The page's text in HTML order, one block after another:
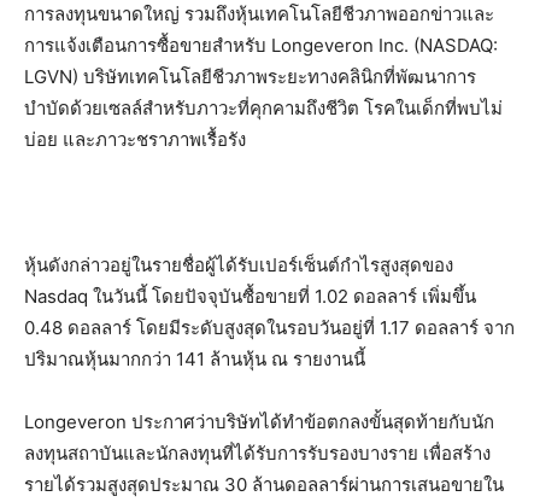
การลงทุนขนาดใหญ่ รวมถึงหุ้นเทคโนโลยีชีวภาพออกข่าวและ
การแจ้งเตือนการซื้อขายสำหรับ Longeveron Inc. (NASDAQ:
LGVN) บริษัทเทคโนโลยีชีวภาพระยะทางคลินิกที่พัฒนาการ
บำบัดด้วยเซลล์สำหรับภาวะที่คุกคามถึงชีวิต โรคในเด็กที่พบไม่
บ่อย และภาวะชราภาพเรื้อรัง
หุ้นดังกล่าวอยู่ในรายชื่อผู้ได้รับเปอร์เซ็นต์กำไรสูงสุดของ
Nasdaq ในวันนี้ โดยปัจจุบันซื้อขายที่ 1.02 ดอลลาร์ เพิ่มขึ้น
0.48 ดอลลาร์ โดยมีระดับสูงสุดในรอบวันอยู่ที่ 1.17 ดอลลาร์ จาก
ปริมาณหุ้นมากกว่า 141 ล้านหุ้น ณ รายงานนี้
Longeveron ประกาศว่าบริษัทได้ทำข้อตกลงขั้นสุดท้ายกับนัก
ลงทุนสถาบันและนักลงทุนที่ได้รับการรับรองบางราย เพื่อสร้าง
รายได้รวมสูงสุดประมาณ 30 ล้านดอลลาร์ผ่านการเสนอขายใน